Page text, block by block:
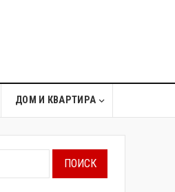
ДОМ И КВАРТИРА